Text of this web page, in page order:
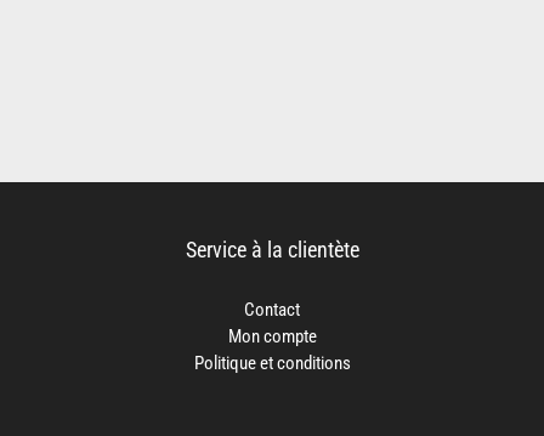
Service à la clientète
Contact
Mon compte
Politique et conditions